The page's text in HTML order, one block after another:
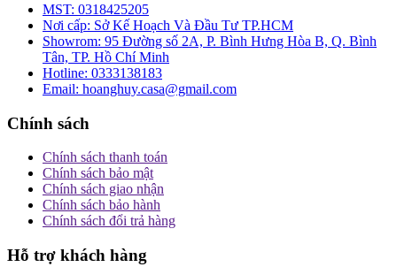
MST: 0318425205
Nơi cấp: Sở Kế Hoạch Và Đầu Tư TP.HCM
Showrom: 95 Đường số 2A, P. Bình Hưng Hòa B, Q. Bình
Tân, TP. Hồ Chí Minh
Hotline: 0333138183
Email: hoanghuy.casa@gmail.com
Chính sách
Chính sách thanh toán
Chính sách bảo mật
Chính sách giao nhận
Chính sách bảo hành
Chính sách đổi trả hàng
Hỗ trợ khách hàng